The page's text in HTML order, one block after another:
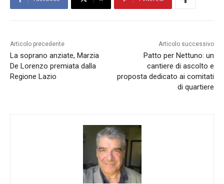
Articolo precedente
La soprano anziate, Marzia
De Lorenzo premiata dalla
Regione Lazio
Articolo successivo
Patto per Nettuno: un
cantiere di ascolto e
proposta dedicato ai comitati
di quartiere